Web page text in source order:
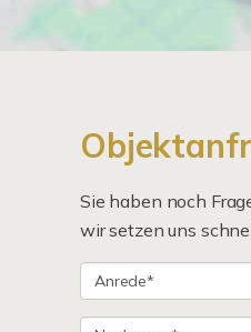
Sie haben noch
wir setzen uns